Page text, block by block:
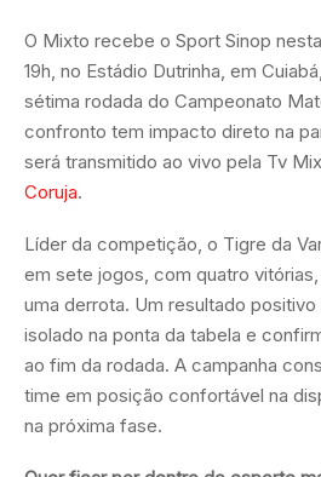
O Mixto recebe o Sport Sinop
19h, no Estádio Dutrinha, em
sétima rodada do Campeonato
confronto tem impacto direto na
será transmitido ao vivo pela Tv
Coruja.
Líder da competição, o Tigre da
em sete jogos, com quatro
uma derrota. Um resultado
isolado na ponta da tabela e
ao fim da rodada. A campanha
time em posição confortável na
na próxima fase.